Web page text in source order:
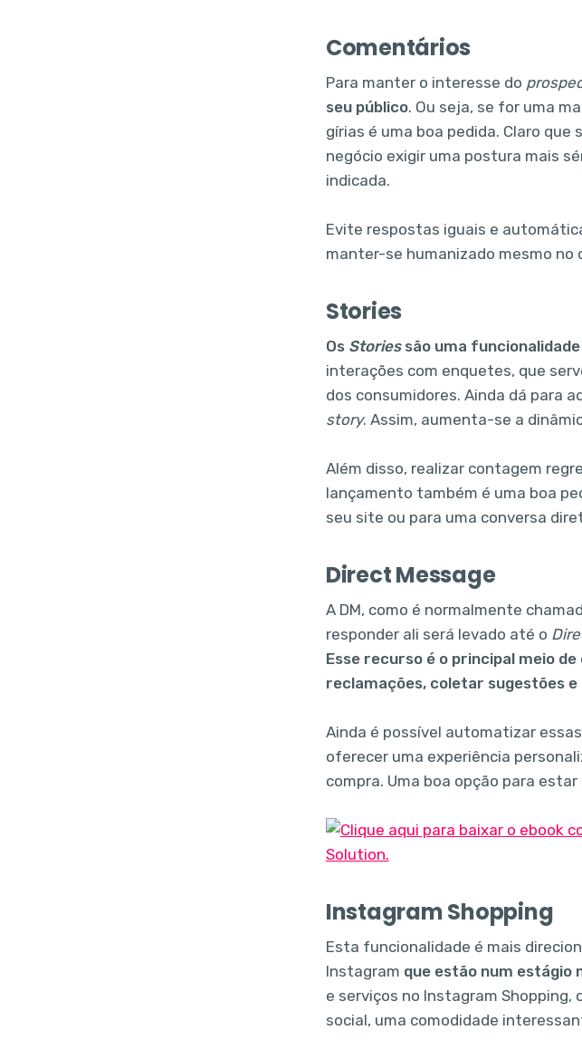
Comentários
Para manter o interesse do
seu público. Ou seja, se for uma
gírias é uma boa pedida. Claro
negócio exigir uma postura mais
indicada.
Evite respostas iguais e
manter-se humanizado mesmo no
Stories
Os Storiessão uma
interações com enquetes, que
dos consumidores. Ainda dá para
story. Assim, aumenta-se a
Além disso, realizar contagem
lançamento também é uma boa
seu site ou para uma conversa
Direct Message
A DM, como é normalmente
responder ali será levado até o
Esse recurso é o principal meio
reclamações, coletar sugestões
Ainda é possível automatizar
oferecer uma experiência
compra. Uma boa opção para
Instagram Shopping
Esta funcionalidade é mais
Instagram que estão num estágio
e serviços no Instagram Shopping,
social, uma comodidade